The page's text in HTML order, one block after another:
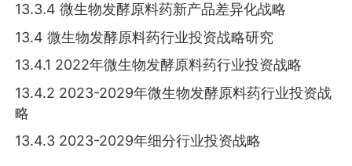
13.3.4 微生物发酵原料药新产品差异化战略
13.4 微生物发酵原料药行业投资战略研究
13.4.1 2022年微生物发酵原料药行业投资战略
13.4.2 2023-2029年微生物发酵原料药行业投资战
略
13.4.3 2023-2029年细分行业投资战略